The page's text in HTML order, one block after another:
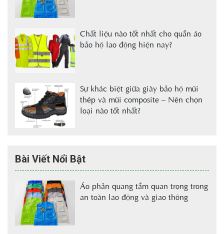
Chất liệu nào tốt nhất cho quần áo
bảo hộ lao động hiện nay?
Sự khác biệt giữa giày bảo hộ mũi
thép và mũi composite – Nên chọn
loại nào tốt nhất?
Bài Viết Nổi Bật
Áo phản quang tầm quan trọng trong
an toàn lao động và giao thông